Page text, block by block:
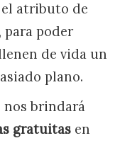
el atributo de
para poder
de vida un
plano.
nos brindará
gratuitas en